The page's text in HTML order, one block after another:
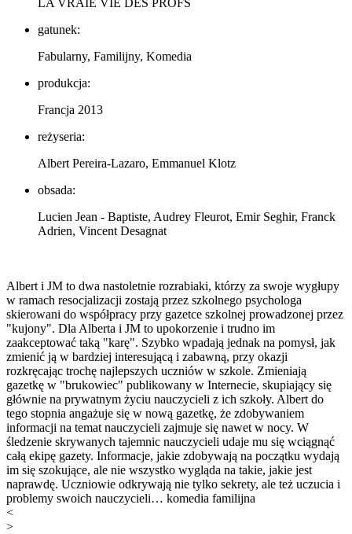
gatunek:
Fabularny, Familijny, Komedia
produkcja:
Francja 2013
reżyseria:
Albert Pereira-Lazaro, Emmanuel Klotz
obsada:
Lucien Jean - Baptiste, Audrey Fleurot, Emir Seghir, Franck
Adrien, Vincent Desagnat
Albert i JM to dwa nastoletnie rozrabiaki, którzy za swoje wygłupy
w ramach resocjalizacji zostają przez szkolnego psychologa
skierowani do współpracy przy gazetce szkolnej prowadzonej przez
"kujony". Dla Alberta i JM to upokorzenie i trudno im
zaakceptować taką "karę". Szybko wpadają jednak na pomysł, jak
zmienić ją w bardziej interesującą i zabawną, przy okazji
rozkręcając trochę najlepszych uczniów w szkole. Zmieniają
gazetkę w "brukowiec" publikowany w Internecie, skupiający się
głównie na prywatnym życiu nauczycieli z ich szkoły. Albert do
tego stopnia angażuje się w nową gazetkę, że zdobywaniem
informacji na temat nauczycieli zajmuje się nawet w nocy. W
śledzenie skrywanych tajemnic nauczycieli udaje mu się wciągnąć
całą ekipę gazety. Informacje, jakie zdobywają na początku wydają
im się szokujące, ale nie wszystko wygląda na takie, jakie jest
naprawdę. Uczniowie odkrywają nie tylko sekrety, ale też uczucia i
problemy swoich nauczycieli… komedia familijna
<
>